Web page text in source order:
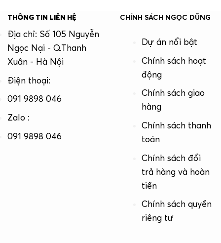
THÔNG TIN LIÊN HỆ
Địa chỉ: Số 105 Nguyễn
Ngọc Nại - Q.Thanh
Xuân - Hà Nội
Điện thoại:
091 9898 046
Zalo :
091 9898 046
CHÍNH SÁCH NGỌC DŨNG
Dự án nổi bật
Chính sách hoạt
động
Chính sách giao
hàng
Chính sách thanh
toán
Chính sách đổi
trả hàng và hoàn
tiền
Chính sách quyền
riêng tư